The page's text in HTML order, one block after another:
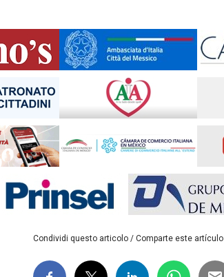
Condividi questo articolo / Comparte este artículo